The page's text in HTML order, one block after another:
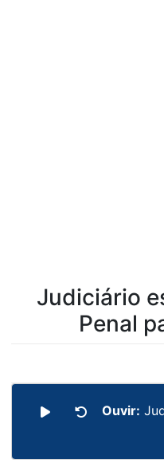
Judiciário
Penal
Ouvir: